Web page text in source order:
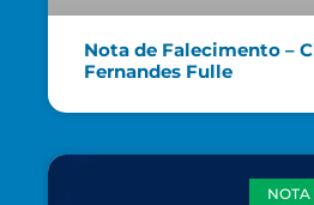
Nota de Falecimento –
Fernandes Fulle
NOTA